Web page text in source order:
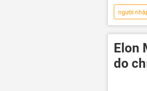
người
Thế giới
Elon
do